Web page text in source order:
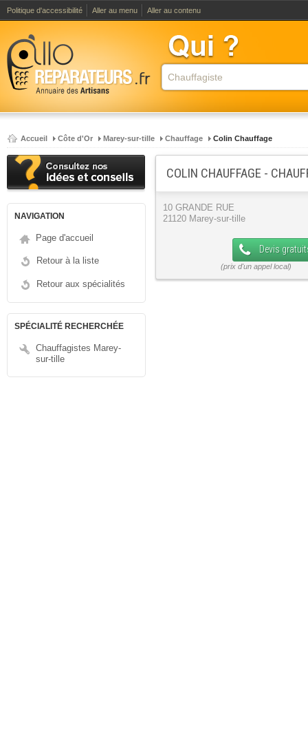
Politique d'accessibilité Aller au menu Aller au contenu
Accueil Côte d'Or Marey-sur-tille Chauffage Colin Chauffage
NAVIGATION
Page d'accueil
Retour à la liste
Retour aux spécialités
SPÉCIALITÉ RECHERCHÉE
Chauffagistes Marey-
sur-tille
COLIN CHAUFFAGE -
10 GRANDE RUE
21120 Marey-sur-tille
Devis